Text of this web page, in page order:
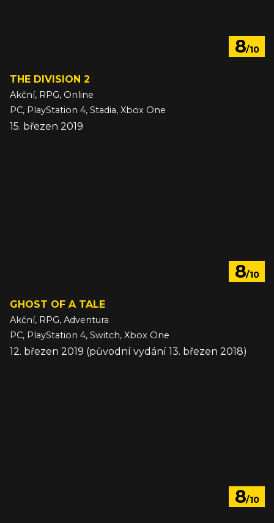
8/10
THE DIVISION 2
Akční, RPG, Online
PC, PlayStation 4, Stadia, Xbox One
15. březen 2019
8/10
GHOST OF A TALE
Akční, RPG, Adventura
PC, PlayStation 4, Switch, Xbox One
12. březen 2019 (původní vydání 13. březen 2018)
8/10